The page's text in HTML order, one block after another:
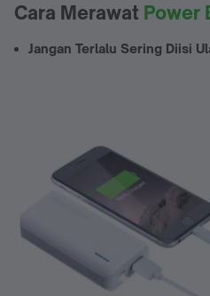
Cara Merawat Power
Jangan Terlalu Sering Diisi